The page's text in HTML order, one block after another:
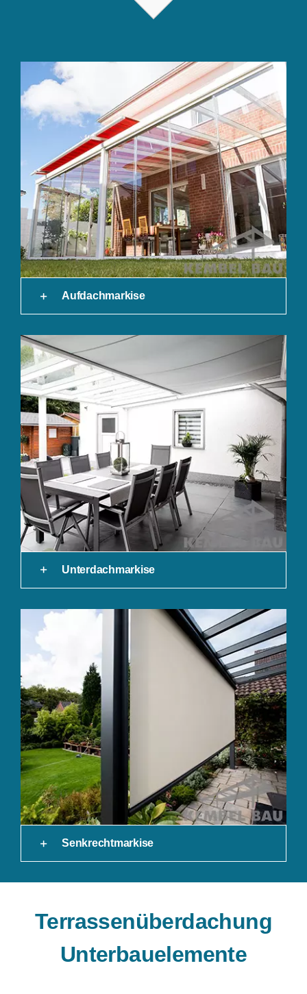
Aufdachmarkise
Unterdachmarkise
Senkrechtmarkise
Terrassenüberdachung
Unterbauelemente